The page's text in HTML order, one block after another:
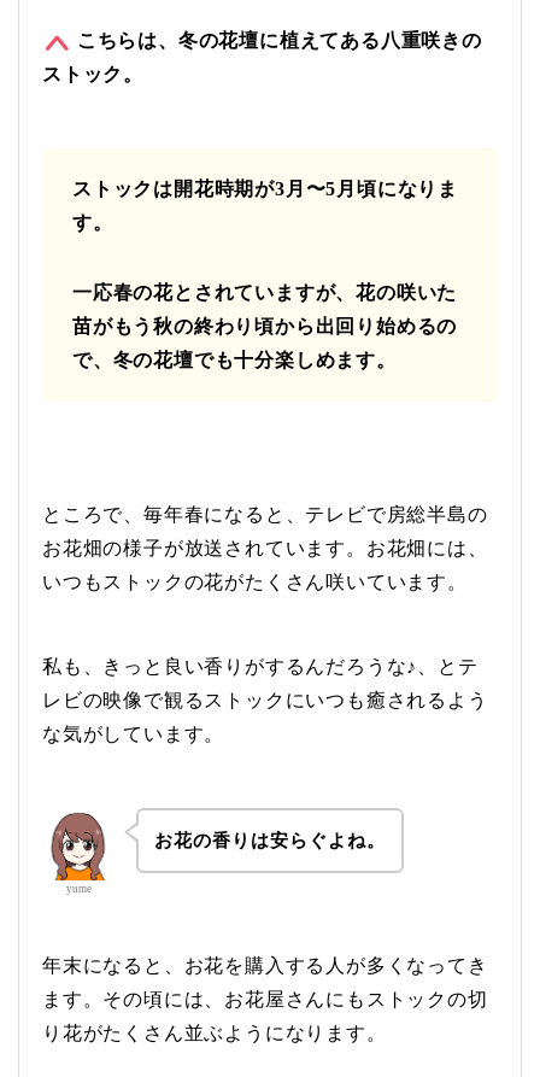
こちらは、冬の花壇に植えてある八重咲きの
ストック。
ストックは開花時期が3月〜5月頃になりま
す。
一応春の花とされていますが、花の咲いた
苗がもう秋の終わり頃から出回り始めるの
で、冬の花壇でも十分楽しめます。
ところで、毎年春になると、テレビで房総半島の
お花畑の様子が放送されています。お花畑には、
いつもストックの花がたくさん咲いています。
私も、きっと良い香りがするんだろうな♪、とテ
レビの映像で観るストックにいつも癒されるよう
な気がしています。
yume
お花の香りは安らぐよね。
年末になると、お花を購入する人が多くなってき
ます。その頃には、お花屋さんにも ストックの切
り花がたくさん並ぶようになります。